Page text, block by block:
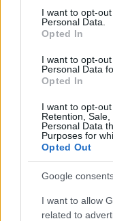
consent section.
I want to opt-
Personal Data.
Opted In
I want to opt-
Personal Data
Opted In
I want to opt-
Retention,
Personal Data
Purposes for
Opted Out
Google
I want to allow
related to
GYŰJTŐK #